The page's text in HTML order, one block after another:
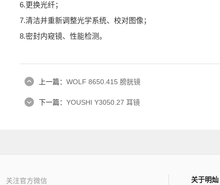
6.更换光纤；
7.清洁并重新调整光学系统、校对图像；
8.密封内窥镜、性能检测。
上一篇： WOLF 8650.415 膀胱镜
下一篇： YOUSHI Y3050.27 耳镜
关注官方微信 关于明灿